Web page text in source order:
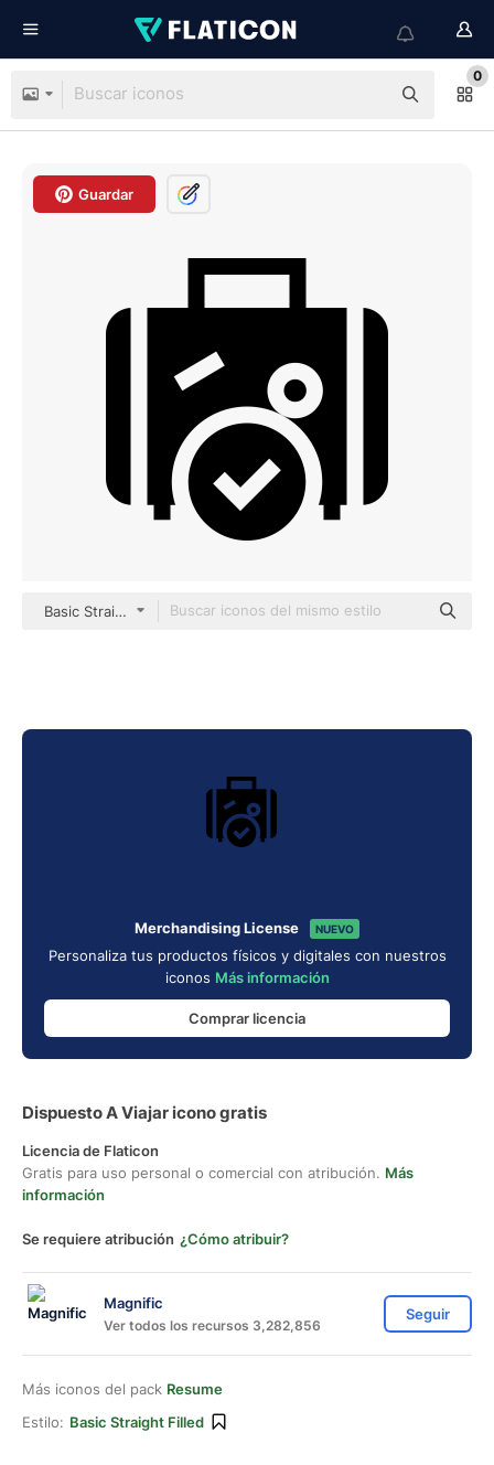
0
Guardar
Basic Straight Filled
Merchandising License NUEVO
Personaliza tus productos físicos y digitales con nuestros
iconos Más información
Comprar licencia
Dispuesto A Viajar icono gratis
Licencia de Flaticon
Gratis para uso personal o comercial con atribución. Más
información
Se requiere atribución ¿Cómo atribuir?
Magnific
Ver todos los recursos 3,282,856
Seguir
Más iconos del pack Resume
Estilo: Basic Straight Filled